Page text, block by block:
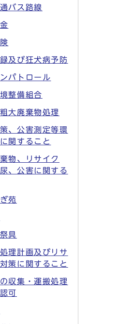
バス路線
及び狂犬病予防
パトロール
整備組合
大廃棄物処理
、公害測定等環
関すること
物、リサイク
、公害に関する
苑
具
理計画及びリサ
策に関すること
収集・運搬処理
可